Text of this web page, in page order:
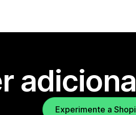
Experimente a